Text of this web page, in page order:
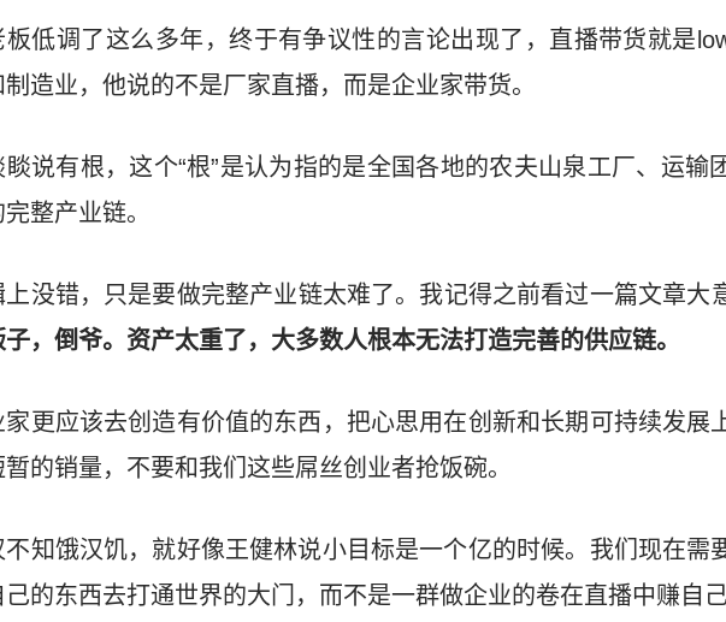
板低调了这么多年，终于有争议性的言论出现了，直播带货就是
造业，他说的不是厂家直播，而是企业家带货。
睒说有根，这个“根”是认为指的是全国各地的农夫山泉工厂、运输
整产业链。
上没错，只是要做完整产业链太难了。我记得之前看过一篇文章大
，倒爷。资产太重了，大多数人根本无法打造完善的供应链。
家更应该去创造有价值的东西，把心思用在创新和长期可持续发展
的销量，不要和我们这些屌丝创业者抢饭碗。
不知饿汉饥，就好像王健林说小目标是一个亿的时候。我们现在需
己的东西去打通世界的大门，而不是一群做企业的卷在直播中赚自己